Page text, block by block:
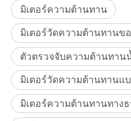
วิศวกรรม
3 อุปกรณ์เสริมที่ผลิตโดยโรงงา
มัลติเพล็กซ์ 60 ช่องหรือ 120 ช่อ
ความต้านทานแบบหลายขั้วได้อี
ส่วนรับ
1 การวัดช่วงแรงดันไฟฟ้า : -
2 การวัดความละเอียดแรงดันไฟ
มิเตอร์ความต้านทาน
มิเตอร์วัดความต้านทานข
ตัวตรวจจับความต้านทาน
มิเตอร์วัดความต้านทานแ
มิเตอร์ความต้านทานทาง